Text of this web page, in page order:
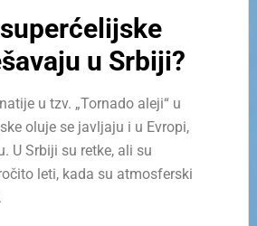
u Srbiji?
u tzv. „Tornado aleji“ u
oluje se javljaju i u Evropi,
U Srbiji su retke, ali su
leti, kada su atmosferski